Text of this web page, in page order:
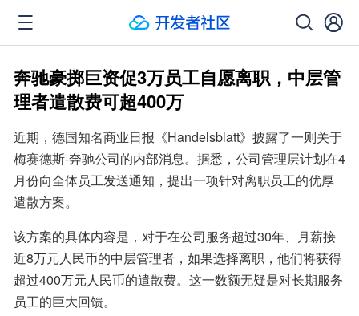
奔驰豪掷巨资促3万员工自愿离职，中层管
理者遣散费可超400万
近期，德国知名商业日报《Handelsblatt》披露了一则关于
梅赛德斯-奔驰公司的内部消息。据悉，公司管理层计划在4
月份向全体员工发送通知，提出一项针对离职员工的优厚
遣散方案。
该方案的具体内容是，对于在公司服务超过30年、月薪接
近8万元人民币的中层管理者，如果选择离职，他们将获得
超过400万元人民币的遣散费。这一数额无疑是对长期服务
员工的巨大回馈。